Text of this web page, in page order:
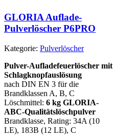
GLORIA Auflade-
Pulverlöscher P6PRO
Kategorie: Pulverlöscher
Pulver-Aufladefeuerlöscher mit
Schlagknopfauslösung
nach DIN EN 3 für die
Brandklassen A, B, C
Löschmittel: 6 kg GLORIA-
ABC-Qualitätslöschpulver
Brandklasse, Rating: 34A (10
LE), 183B (12 LE), C